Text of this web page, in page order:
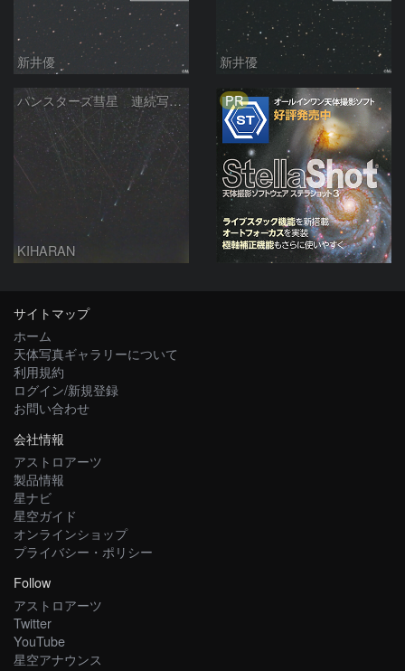
新井優 新井優
パンスターズ彗星 連続写真 再処理
KIHARAN
PR
サイトマップ
ホーム
天体写真ギャラリーについて
利用規約
ログイン/新規登録
お問い合わせ
会社情報
アストロアーツ
製品情報
星ナビ
星空ガイド
オンラインショップ
プライバシー・ポリシー
Follow
アストロアーツ
Twitter
YouTube
星空アナウンス